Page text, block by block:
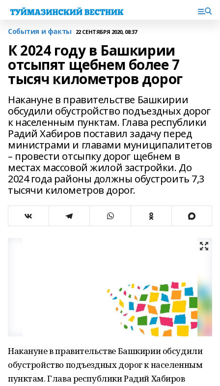
События и факты 22 СЕНТЯБРЯ 2020, 08:37
К 2024 году в Башкирии
отсыпят щебнем более 7
тысяч километров дорог
Накануне в правительстве Башкирии
обсудили обустройство подъездных дорог
к населенным пунктам. Глава республики
Радий Хабиров поставил задачу перед
министрами и главами муниципалитетов
– провести отсыпку дорог щебнем в
местах массовой жилой застройки. До
2024 года районы должны обустроить 7,3
тысячи километров дорог.
Накануне в правительстве Башкирии обсудили
обустройство подъездных дорог к населенным
пунктам. Глава республики Радий Хабиров